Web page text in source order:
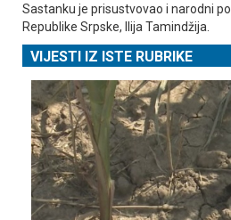
Sastanku je prisustvovao i narodni
Republike Srpske, Ilija Tamindžija.
VIJESTI IZ ISTE RUBRIKE